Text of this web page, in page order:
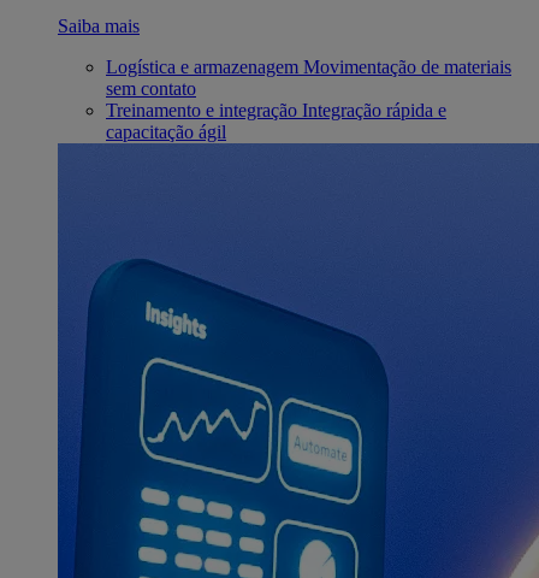
Saiba mais
Logística e armazenagem Movimentação de materiais
sem contato
Treinamento e integração Integração rápida e
capacitação ágil